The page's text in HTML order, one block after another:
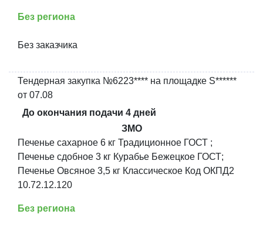
Без региона
Без заказчика
Тендерная закупка №6223**** на площадке S******
от 07.08
До окончания подачи 4 дней
ЗМО
Печенье сахарное 6 кг Традиционное ГОСТ ;
Печенье сдобное 3 кг Курабье Бежецкое ГОСТ;
Печенье Овсяное 3,5 кг Классическое Код ОКПД2
10.72.12.120
Без региона